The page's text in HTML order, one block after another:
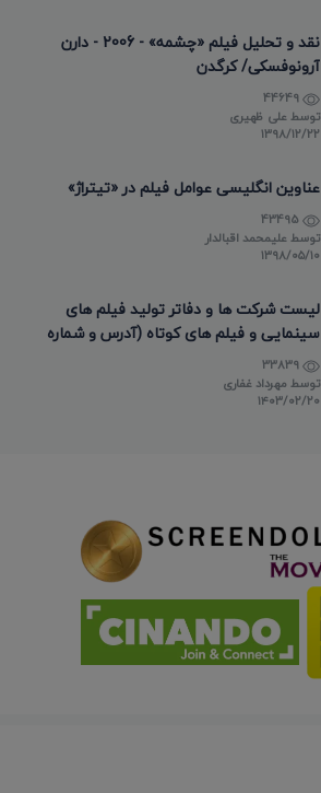
نقد و تحلیل فیلم «چشمه» - 2006 - دارن
آرونوفسکی/ کرگدن
توسطعلی ظهیری
۱۳۹۸/۱۲/۲۲
عناوین انگلیسی عوامل فیلم در «تیتراژ»
توسطعلیمحمد اقبالدار
۱۳۹۸/۰۵/۱۰
لیست شرکت ها و دفاتر تولید فیلم های
سینمایی و فیلم های کوتاه (آدرس و شماره
تماس)
توسط مهرداد غفاری
۱۴۰۳/۰۲/۲۰